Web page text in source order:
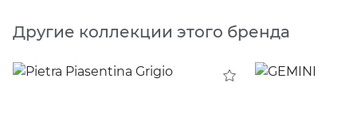
Другие коллекции этого бренда